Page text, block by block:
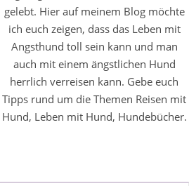
gelebt. Hier auf meinem Blog möchte
ich euch zeigen, dass das Leben mit
Angsthund toll sein kann und man
auch mit einem ängstlichen Hund
herrlich verreisen kann. Gebe euch
Tipps rund um die Themen Reisen mit
Hund, Leben mit Hund, Hundebücher.